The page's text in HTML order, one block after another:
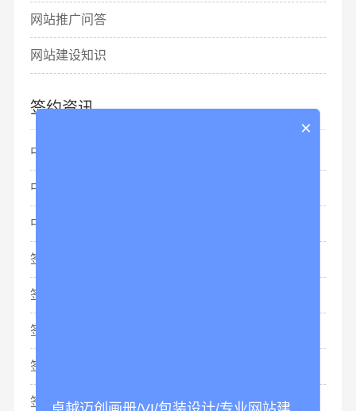
网站推广问答
网站建设知识
签约资讯
中标：美的集团网站设计项目
中标：香港皇朝傢俬集团网站建设项目
中标：华润集团平面设计年度框架服务
签约：深圳科瑞技术股份有限公司
签约：原力生命创新研发公司
签约：爱康生物国家高新技术企业
签约：海格金谷国家高科技企业
签约：惠泰医疗网站制作项目
×